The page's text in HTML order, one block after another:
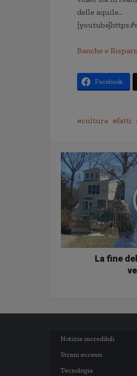
delle aquile…
[youtube]https://
Banche e
Facebook
cultura fatti
La fine
Notizie incredibili
Strani eccessi
Tecnologia